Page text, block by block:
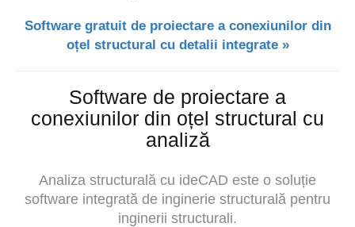
Software gratuit de proiectare a conexiunilor din
oțel structural cu detalii integrate »
Software de proiectare a
conexiunilor din oțel structural cu
analiză
Analiza structurală cu ideCAD este o soluție
software integrată de inginerie structurală pentru
inginerii structurali.